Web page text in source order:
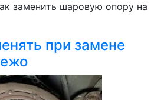
заменить шаровую опору на
при замене